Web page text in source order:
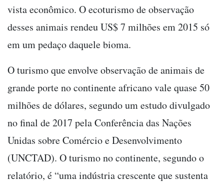
vista econômico. O ecoturismo de observação
desses animais rendeu US$ 7 milhões em 2015 só
em um pedaço daquele bioma.
O turismo que envolve observação de animais de
grande porte no continente africano vale quase 50
milhões de dólares, segundo um estudo divulgado
no final de 2017 pela Conferência das Nações
Unidas sobre Comércio e Desenvolvimento
(UNCTAD). O turismo no continente, segundo o
relatório, é “uma indústria crescente que sustenta